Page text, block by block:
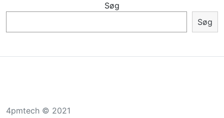
Søg
Søg
4pmtech © 2021